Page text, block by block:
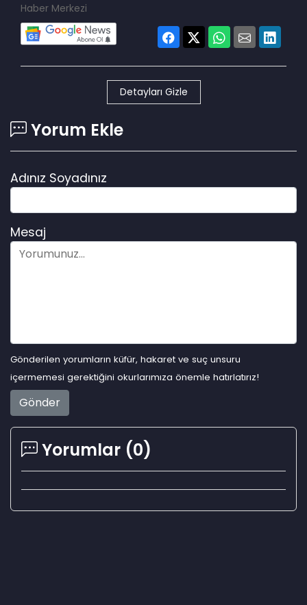
Haber Merkezi
Detayları Gizle
Yorum Ekle
Adınız Soyadınız
Mesaj
Gönderilen yorumların küfür, hakaret ve suç unsuru
içermemesi gerektiğini okurlarımıza önemle hatırlatırız!
Gönder
Yorumlar (0)